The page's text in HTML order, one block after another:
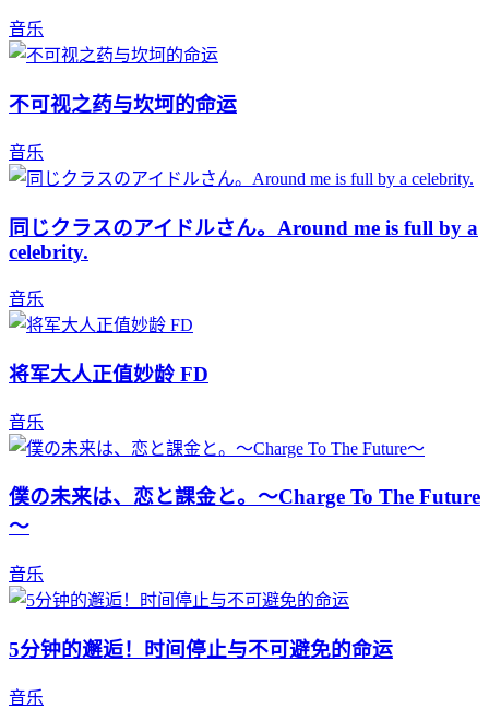
音乐
不可视之药与坎坷的命运
音乐
同じクラスのアイドルさん。Around me is full by a
celebrity.
音乐
将军大人正值妙龄 FD
音乐
僕の未来は、恋と課金と。～Charge To The Future
～
音乐
5分钟的邂逅！时间停止与不可避免的命运
音乐